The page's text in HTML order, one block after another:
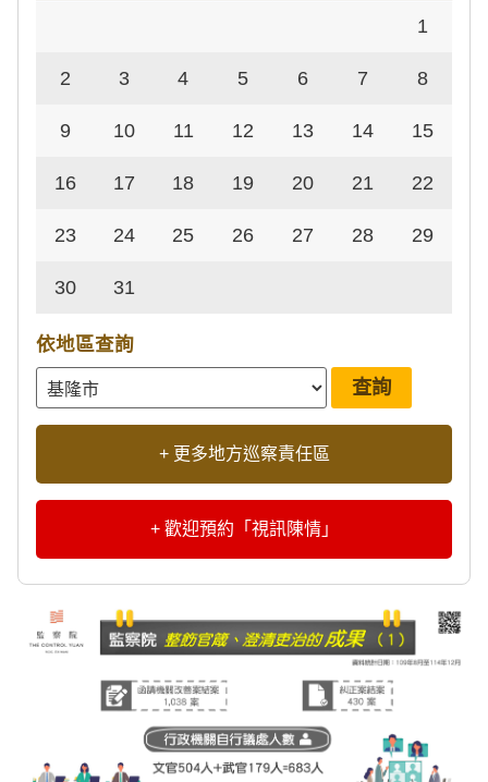
1
2 3 4 5 6 7 8
9 10 11 12 13 14 15
16 17 18 19 20 21 22
23 24 25 26 27 28 29
30 31
依地區查詢
+ 更多地方巡察責任區
+ 歡迎預約「視訊陳情」